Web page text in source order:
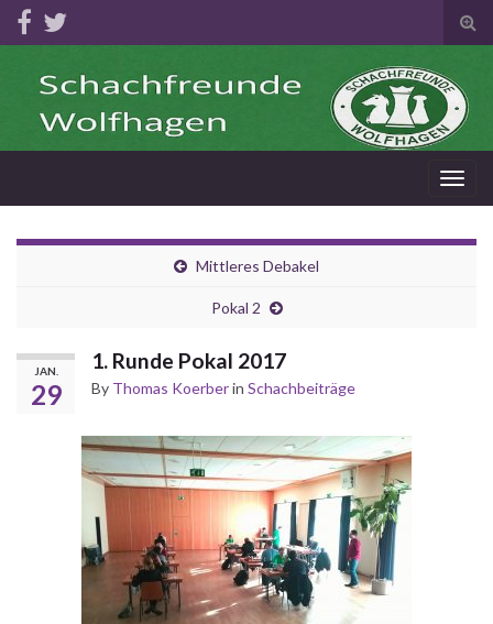
Mittleres Debakel
Pokal 2
JAN.
29
1. Runde Pokal 2017
By Thomas Koerberin Schachbeiträge